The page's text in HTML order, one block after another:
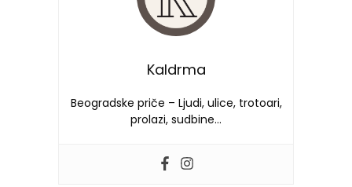
Kaldrma
Beogradske priče – Ljudi, ulice, trotoari,
prolazi, sudbine…